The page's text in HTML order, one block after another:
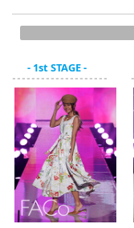
- 1st STAGE -